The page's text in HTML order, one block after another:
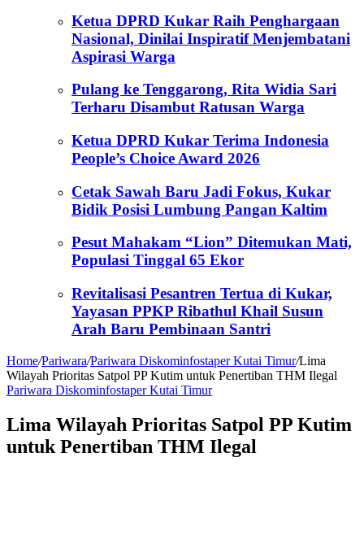
Ketua DPRD Kukar Raih Penghargaan
Nasional, Dinilai Inspiratif Menjembatani
Aspirasi Warga
Pulang ke Tenggarong, Rita Widia Sari
Terharu Disambut Ratusan Warga
Ketua DPRD Kukar Terima Indonesia
People’s Choice Award 2026
Cetak Sawah Baru Jadi Fokus, Kukar
Bidik Posisi Lumbung Pangan Kaltim
Pesut Mahakam “Lion” Ditemukan Mati,
Populasi Tinggal 65 Ekor
Revitalisasi Pesantren Tertua di Kukar,
Yayasan PPKP Ribathul Khail Susun
Arah Baru Pembinaan Santri
Home/Pariwara/Pariwara Diskominfostaper Kutai Timur/Lima
Wilayah Prioritas Satpol PP Kutim untuk Penertiban THM Ilegal
Pariwara Diskominfostaper Kutai Timur
Lima Wilayah Prioritas Satpol PP Kutim
untuk Penertiban THM Ilegal